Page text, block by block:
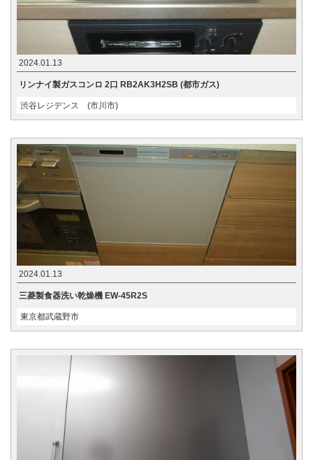
2024.01.13
リンナイ製ガスコンロ 2口 RB2AK3H2SB (都市ガス)
渋谷レジデンス (市川市)
2024.01.13
三菱製食器洗い乾燥機 EW-45R2S
東京都武蔵野市